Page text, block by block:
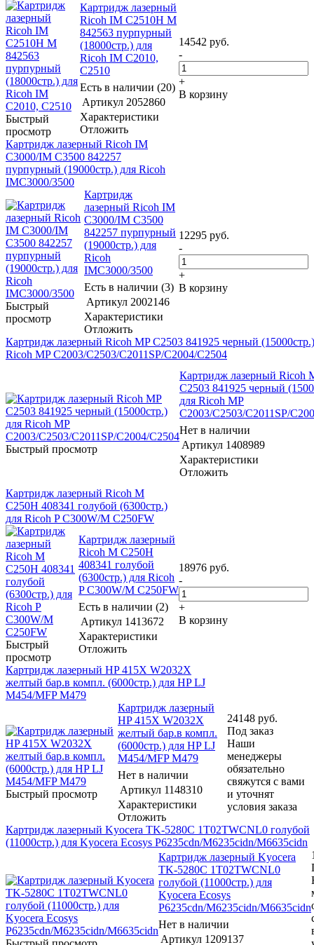
Быстрый
просмотр
Картридж лазерный
Ricoh IM C2510H M
842563 пурпурный
(18000стр.) для
Ricoh IM C2010,
C2510
Есть в наличии (20)
Артикул 2052860
Характеристики
Отложить
14542 руб.
-
+
В корзину
Картридж лазерный Ricoh IM
C3000/IM C3500 842257
пурпурный (19000стр.) для Ricoh
IMC3000/3500
Быстрый
просмотр
Картридж
лазерный Ricoh IM
C3000/IM C3500
842257 пурпурный
(19000стр.) для
Ricoh
IMC3000/3500
Есть в наличии (3)
Артикул 2002146
Характеристики
Отложить
12295 руб.
-
+
В корзину
Картридж лазерный Ricoh MP C2503 841925 черный
Ricoh MP C2003/C2503/C2011SP/C2004/C2504
Быстрый просмотр
Картридж лазерный Ricoh
C2503 841925 черный
для Ricoh MP
C2003/C2503/C2011SP/
Нет в наличии
Артикул 1408989
Характеристики
Отложить
Картридж лазерный Ricoh M
C250H 408341 голубой (6300стр.)
для Ricoh P C300W/M C250FW
Быстрый
просмотр
Картридж лазерный
Ricoh M C250H
408341 голубой
(6300стр.) для Ricoh
P C300W/M C250FW
Есть в наличии (2)
Артикул 1413672
Характеристики
Отложить
18976 руб.
-
+
В корзину
Картридж лазерный HP 415X W2032X
желтый бар.в компл. (6000стр.) для HP LJ
M454/MFP M479
Быстрый просмотр
Картридж лазерный
HP 415X W2032X
желтый бар.в компл.
(6000стр.) для HP LJ
M454/MFP M479
Нет в наличии
Артикул 1148310
Характеристики
Отложить
24148 руб.
Под заказ
Наши
менеджеры
обязательно
свяжутся с вами
и уточнят
условия заказа
Картридж лазерный Kyocera TK-5280C 1T02TWCNL0 голубой
(11000стр.) для Kyocera Ecosys P6235cdn/M6235cidn/M6635cidn
Картридж лазерный Kyocera
TK-5280C 1T02TWCNL0
голубой (11000стр.) для
Kyocera Ecosys
P6235cdn/M6235cidn/M6635cidn
Нет в наличии
Артикул 1209137